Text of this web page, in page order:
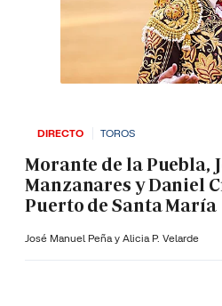
DIRECTO TOROS
Morante de la Puebla,
Manzanares y Daniel
Puerto de Santa María
José Manuel Peña y Alicia P. Velarde